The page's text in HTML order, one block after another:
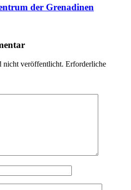
der Grenadinen
nicht veröffentlicht. Erforderliche